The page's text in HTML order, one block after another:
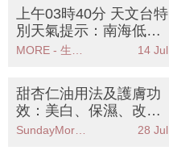
上午03時40分 天文台特
別天氣提示：南海低壓
區靠近香港可能帶來暴
雨及強風
14 Jul
甜杏仁油用法及護膚功
效：美白、保濕、改善
毛孔粗大
28 Jul